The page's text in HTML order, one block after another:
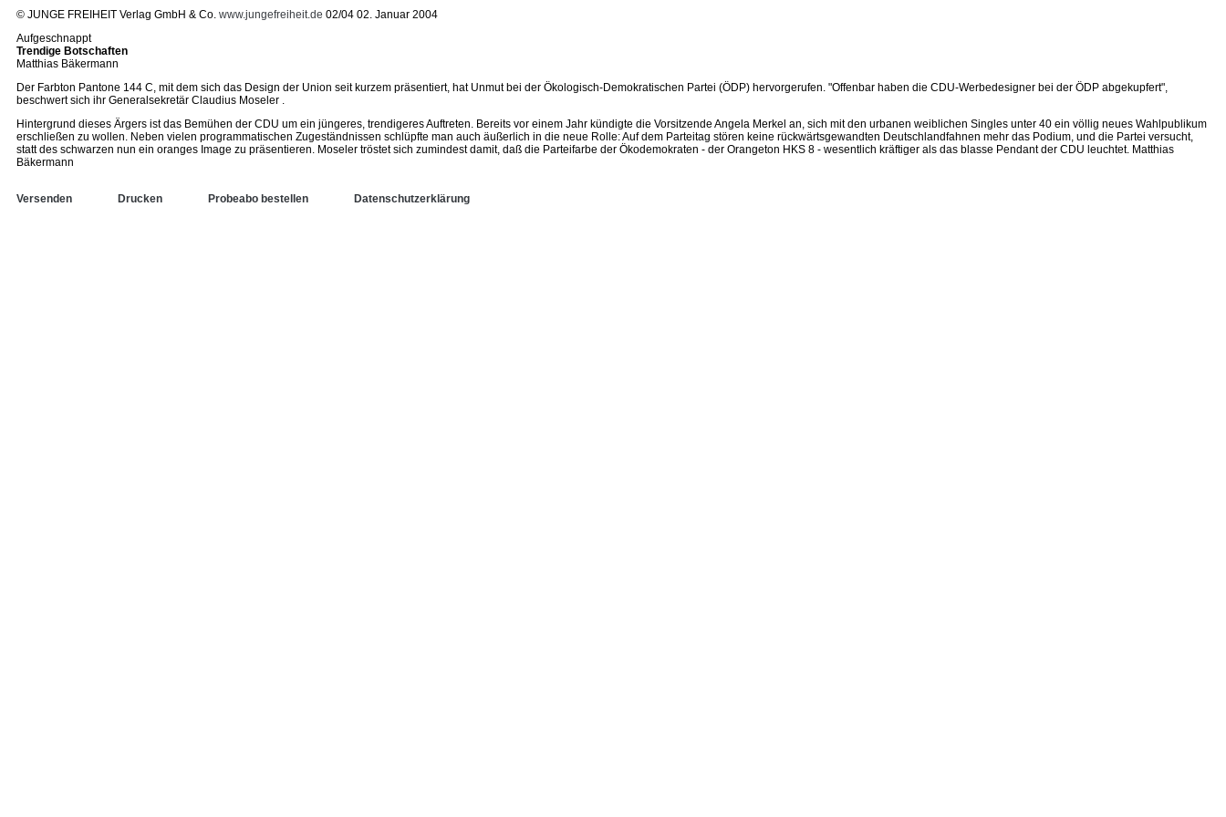
© JUNGE FREIHEIT Verlag GmbH & Co. www.jungefreiheit.de 02/04 02. Januar 2004
Aufgeschnappt
Trendige Botschaften
Matthias Bäkermann
Der Farbton Pantone 144 C, mit dem sich das Design der Union seit kurzem präsentiert, hat Unmut bei der Ökologisch-Demokratischen Partei (ÖDP) hervorgerufen. "Offenbar haben die CDU-Werbedesigner bei der ÖDP abgekupfert",
beschwert sich ihr Generalsekretär Claudius Moseler .
Hintergrund dieses Ärgers ist das Bemühen der CDU um ein jüngeres, trendigeres Auftreten. Bereits vor einem Jahr kündigte die Vorsitzende Angela Merkel an, sich mit den urbanen weiblichen Singles unter 40 ein völlig neues Wahlpublikum
erschließen zu wollen. Neben vielen programmatischen Zugeständnissen schlüpfte man auch äußerlich in die neue Rolle: Auf dem Parteitag stören keine rückwärtsgewandten Deutschlandfahnen mehr das Podium, und die Partei versucht,
statt des schwarzen nun ein oranges Image zu präsentieren. Moseler tröstet sich zumindest damit, daß die Parteifarbe der Ökodemokraten - der Orangeton HKS 8 - wesentlich kräftiger als das blasse Pendant der CDU leuchtet. Matthias
Bäkermann
Versenden Drucken Probeabo bestellen Datenschutzerklärung